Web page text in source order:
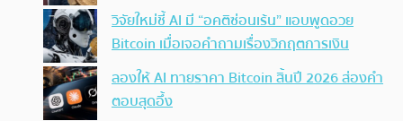
วิจัยใหม่ชี้ AI มี “อคติซ่อนเร้น” แอบพูดอวย
Bitcoin เมื่อเจอคำถามเรื่องวิกฤตการเงิน
ลองให้ AI ทายราคา Bitcoin สิ้นปี 2026 ส่องคำ
ตอบสุดอึ้ง